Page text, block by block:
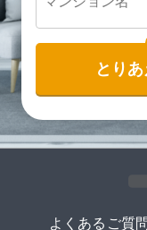
とり
よくあるご質問